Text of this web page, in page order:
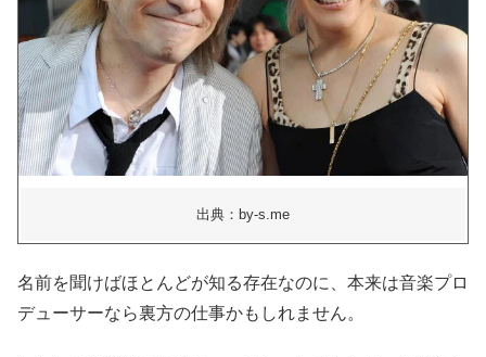
出典：by-s.me
名前を聞けばほとんどが知る存在なのに、本来は音楽プロ
デューサーなら裏方の仕事かもしれません。